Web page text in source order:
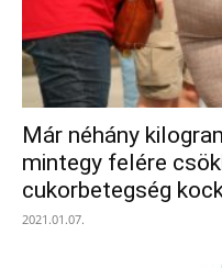
Már néhány
mintegy felére
cukorbetegség
2021.01.07.